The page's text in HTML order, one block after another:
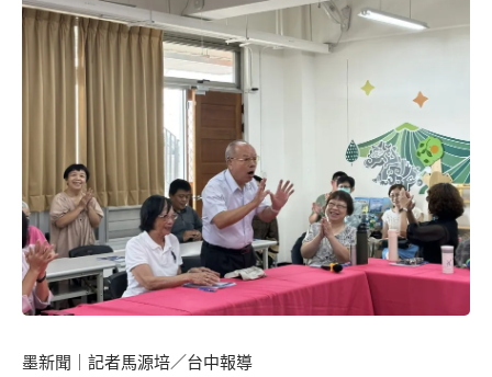
墨新聞 ｜記者馬源培／台中報導